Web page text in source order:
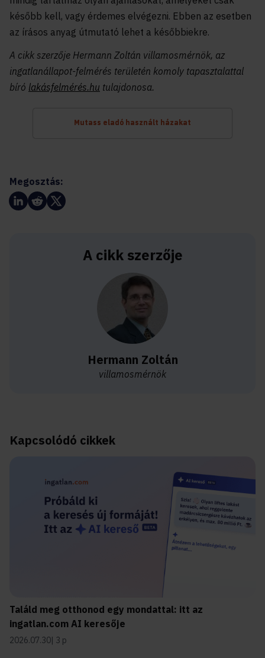
később kell, vagy érdemes elvégezni. Ebben az esetben
az írásos anyag útmutató lehet a későbbiekre.
A cikk szerzője Hermann Zoltán villamosmérnök, az
ingatlanállapot-felmérés területén komoly tapasztalattal
bíró lakásfelmérés.hu tulajdonosa.
Mutass eladó használt házakat
Megosztás:
A cikk szerzője
Hermann Zoltán
villamosmérnök
Kapcsolódó cikkek
Találd meg otthonod egy mondattal: itt az
ingatlan.com AI keresője
2026.07.30 3 p